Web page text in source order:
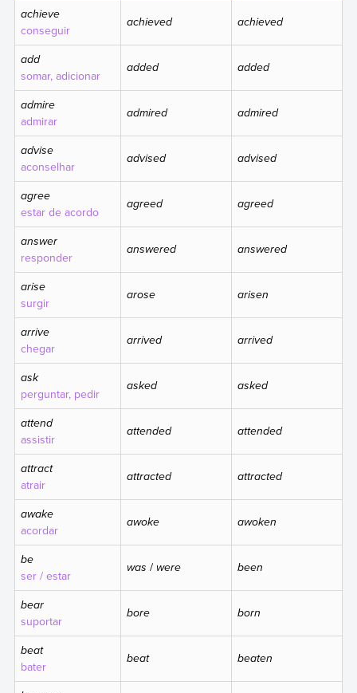
achieve
conseguir achieved achieved
add
somar, adicionar added added
admire
admirar admired admired
advise
aconselhar advised advised
agree
estar de acordo agreed agreed
answer
responder answered answered
arise
surgir arose arisen
arrive
chegar arrived arrived
ask
perguntar, pedir asked asked
attend
assistir attended attended
attract
atrair attracted attracted
awake
acordar awoke awoken
be
ser / estar was / were been
bear
suportar bore born
beat
bater beat beaten